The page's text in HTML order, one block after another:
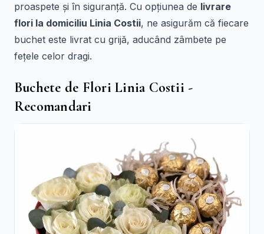
proaspete și în siguranță. Cu opțiunea de livrare
flori la domiciliu Linia Costii, ne asigurăm că fiecare
buchet este livrat cu grijă, aducând zâmbete pe
fețele celor dragi.
Buchete de Flori Linia Costii -
Recomandari